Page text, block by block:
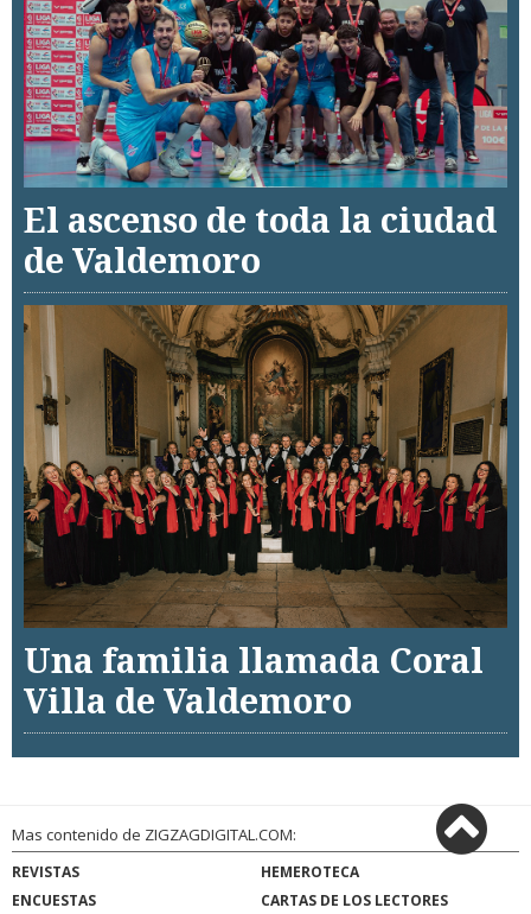
El ascenso de toda la ciudad
de Valdemoro
Una familia llamada Coral
Villa de Valdemoro
Mas contenido de ZIGZAGDIGITAL.COM:
REVISTAS
HEMEROTECA
ENCUESTAS
CARTAS DE LOS LECTORES